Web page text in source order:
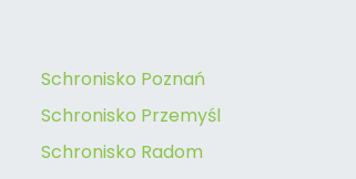
Schronisko Poznań
Schronisko Przemyśl
Schronisko Radom